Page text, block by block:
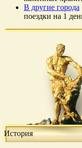
В другие города
поездки на 1
История